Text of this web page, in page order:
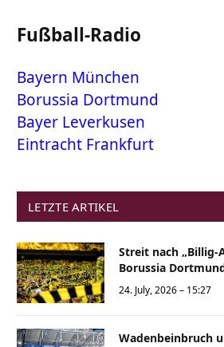
Fußball-Radio
Bayern München
Borussia Dortmund
Bayer Leverkusen
Eintracht Frankfurt
LETZTE ARTIKEL
Streit nach „Billig-
Borussia
24. July, 2026 – 15:27
Wadenbeinbruch